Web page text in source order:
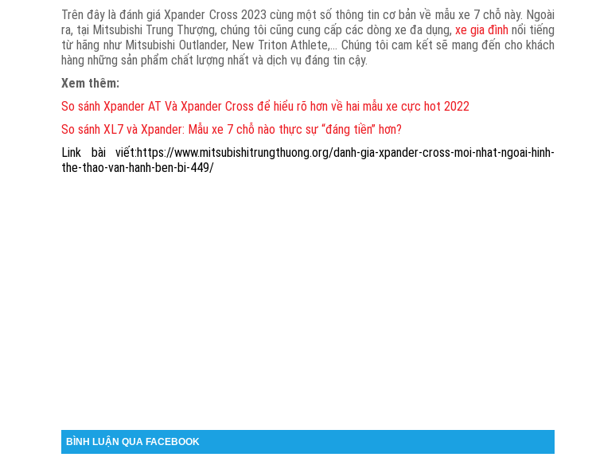
Trên đây là đánh giá Xpander Cross 2023 cùng một số thông tin cơ bản về mẫu xe 7 chỗ này. Ngoài
ra, tại Mitsubishi Trung Thượng, chúng tôi cũng cung cấp các dòng xe đa dụng, xe gia đình nổi tiếng
từ hãng như Mitsubishi Outlander, New Triton Athlete,... Chúng tôi cam kết sẽ mang đến cho khách
hàng những sản phẩm chất lượng nhất và dịch vụ đáng tin cậy.
Xem thêm:
So sánh Xpander AT Và Xpander Cross để hiểu rõ hơn về hai mẫu xe cực hot 2022
So sánh XL7 và Xpander: Mẫu xe 7 chỗ nào thực sự “đáng tiền” hơn?
Link bài viết:https://www.mitsubishitrungthuong.org/danh-gia-xpander-cross-moi-nhat-ngoai-hinh-
the-thao-van-hanh-ben-bi-449/
BÌNH LUẬN QUA FACEBOOK